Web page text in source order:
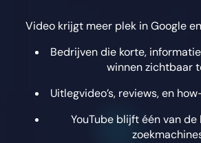
Video krijgt meer plek in Google
Bedrijven die korte,
winnen zichtbaar
Uitlegvideo’s, reviews, en
YouTube blijft één van